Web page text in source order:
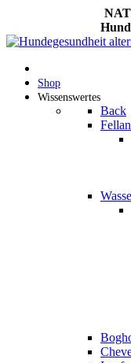
Shop
Wissenswertes
Back